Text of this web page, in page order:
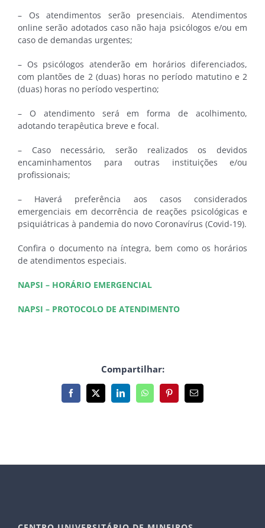
– Os atendimentos serão presenciais. Atendimentos
online serão adotados caso não haja psicólogos e/ou em
caso de demandas urgentes;
– Os psicólogos atenderão em horários diferenciados,
com plantões de 2 (duas) horas no período matutino e 2
(duas) horas no período vespertino;
– O atendimento será em forma de acolhimento,
adotando terapêutica breve e focal.
– Caso necessário, serão realizados os devidos
encaminhamentos para outras instituições e/ou
profissionais;
– Haverá preferência aos casos considerados
emergenciais em decorrência de reações psicológicas e
psiquiátricas à pandemia do novo Coronavírus (Covid-19).
Confira o documento na íntegra, bem como os horários
de atendimentos especiais.
NAPSI – HORÁRIO EMERGENCIAL
NAPSI – PROTOCOLO DE ATENDIMENTO
Compartilhar:
Facebook
X LinkedInWhatsAppPinterest
E-
mail